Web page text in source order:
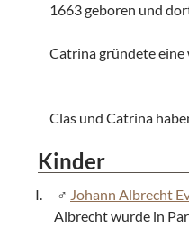
1663 geboren und
Catrina gründete
Clas und Catrina
Kinder
Johann Albrecht
Albrecht wurde in